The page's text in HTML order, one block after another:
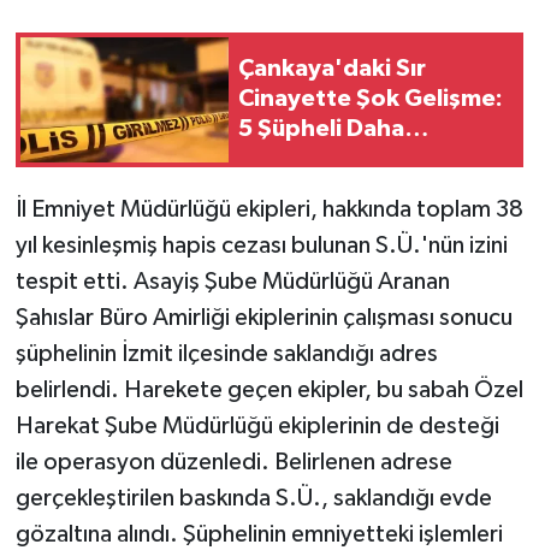
Çankaya'daki Sır
Cinayette Şok Gelişme:
5 Şüpheli Daha
İl Emniyet Müdürlüğü ekipleri, hakkında toplam 38
yıl kesinleşmiş hapis cezası bulunan S.Ü.'nün izini
tespit etti. Asayiş Şube Müdürlüğü Aranan
Şahıslar Büro Amirliği ekiplerinin çalışması sonucu
şüphelinin İzmit ilçesinde saklandığı adres
belirlendi. Harekete geçen ekipler, bu sabah Özel
Harekat Şube Müdürlüğü ekiplerinin de desteği
ile operasyon düzenledi. Belirlenen adrese
gerçekleştirilen baskında S.Ü., saklandığı evde
gözaltına alındı. Şüphelinin emniyetteki işlemleri